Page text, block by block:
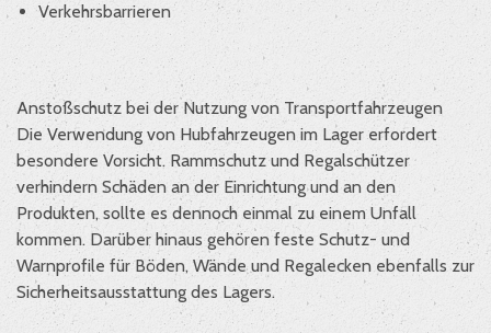
Verkehrsbarrieren
Anstoßschutz bei der Nutzung von Transportfahrzeugen
Die Verwendung von Hubfahrzeugen im Lager erfordert
besondere Vorsicht. Rammschutz und Regalschützer
verhindern Schäden an der Einrichtung und an den
Produkten, sollte es dennoch einmal zu einem Unfall
kommen. Darüber hinaus gehören feste Schutz- und
Warnprofile für Böden, Wände und Regalecken ebenfalls zur
Sicherheitsausstattung des Lagers.